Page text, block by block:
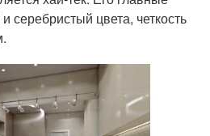
серебристый цвета, четкость